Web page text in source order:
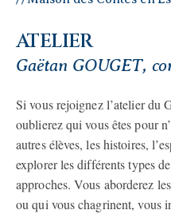
ATELIER
Gaëtan GOUGET,
Si vous rejoignez l’atelier du
oublierez qui vous êtes pour
autres élèves, les histoires,
explorer les différents types
approches. Vous aborderez
ou qui vous chagrinent, vous